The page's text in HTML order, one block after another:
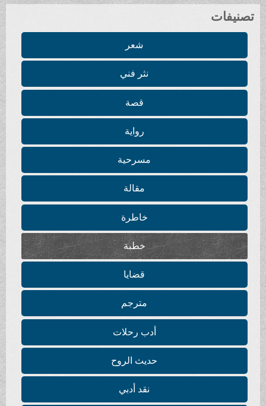
تصنيفات
شعر
نثر فني
قصة
رواية
مسرحية
مقالة
خاطرة
خطبة
قضايا
مترجم
أدب رحلات
حديث الروح
نقد أدبي